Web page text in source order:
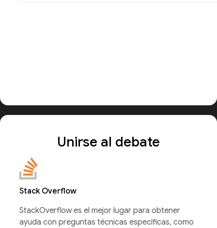
Unirse al debate
Stack Overflow
StackOverflow es el mejor lugar para obtener
ayuda con preguntas técnicas específicas, como